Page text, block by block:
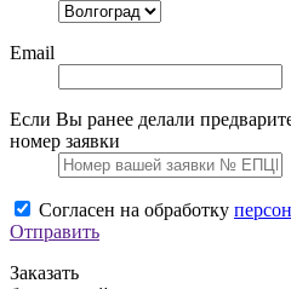
Email
Если Вы ранее делали
номер заявки
Согласен на обработку
Отправить
Заказать